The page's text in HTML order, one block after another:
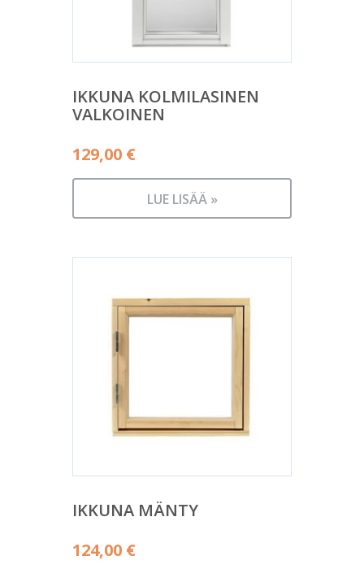
IKKUNA KOLMILASINEN
VALKOINEN
129,00 €
LUE LISÄÄ »
IKKUNA MÄNTY
124,00 €